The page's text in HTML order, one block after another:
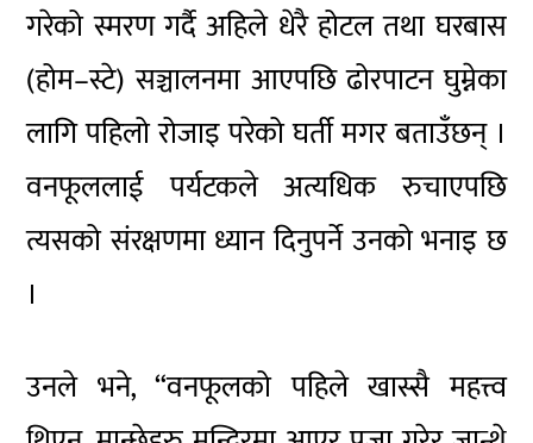
गरेको स्मरण गर्दै अहिले धेरै होटल तथा घरबास
(होम–स्टे) सञ्चालनमा आएपछि ढोरपाटन घुम्नेका
लागि पहिलो रोजाइ परेको घर्ती मगर बताउँछन् ।
वनफूललाई पर्यटकले अत्यधिक रुचाएपछि
त्यसको संरक्षणमा ध्यान दिनुपर्ने उनको भनाइ छ
।
उनले भने‚ “वनफूलको पहिले खास्सै महत्त्व